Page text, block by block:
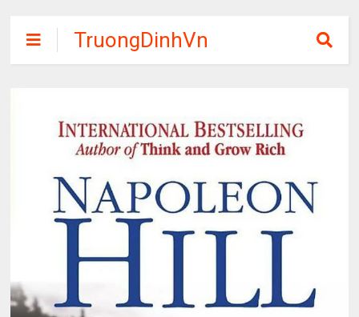
TruongDinhVn
Chia sẽ ebook,
tập miễn phí